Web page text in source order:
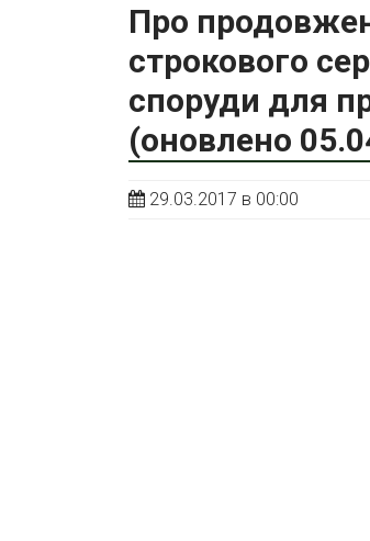
Про
строкового
споруди для
(оновлено
29.03.2017 в 00:00